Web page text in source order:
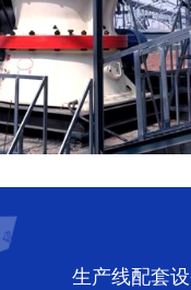
生产线配套